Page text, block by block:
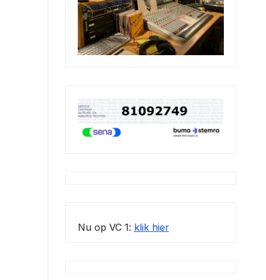
Nu op VC 1: klik hier